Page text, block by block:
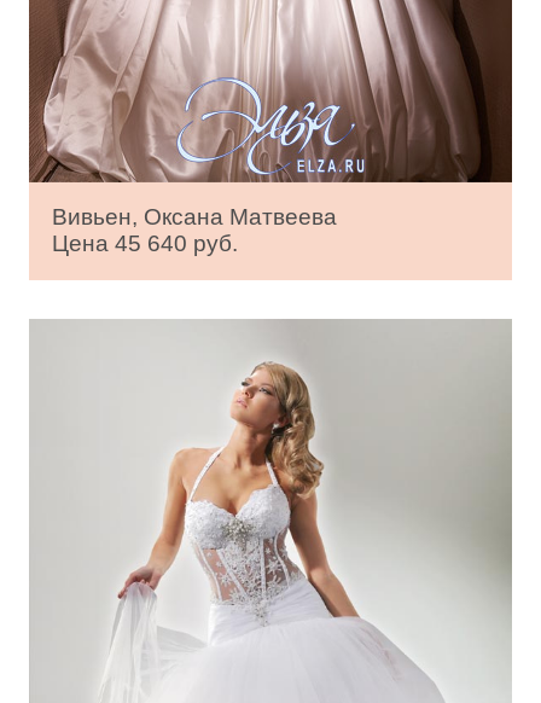
Вивьен, Оксана Матвеева
Цена 45 640 руб.